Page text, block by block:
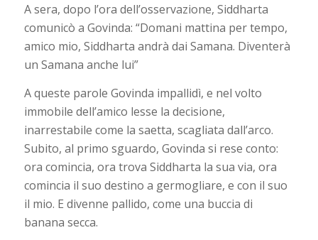
A sera, dopo l’ora dell’osservazione, Siddharta
comunicò a Govinda: “Domani mattina per tempo,
amico mio, Siddharta andrà dai Samana. Diventerà
un Samana anche lui”
A queste parole Govinda impallidì, e nel volto
immobile dell’amico lesse la decisione,
inarrestabile come la saetta, scagliata dall’arco.
Subito, al primo sguardo, Govinda si rese conto:
ora comincia, ora trova Siddharta la sua via, ora
comincia il suo destino a germogliare, e con il suo
il mio. E divenne pallido, come una buccia di
banana secca.